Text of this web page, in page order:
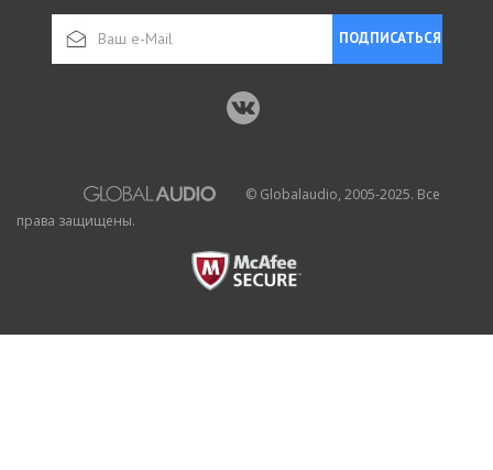
ПОДПИСАТЬСЯ
© Globalaudio, 2005-2025. Все
права защищены.